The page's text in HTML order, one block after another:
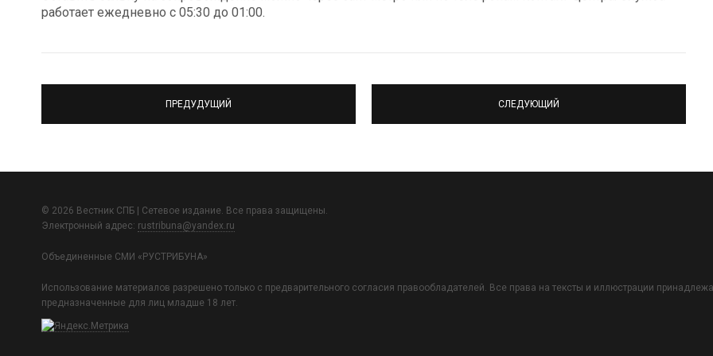
работает ежедневно с 05:30 до 01:00.
ПРЕДУДУЩИЙ СЛЕДУЮЩИЙ
© 2026 Вестник СПБ | Сетевое издание. Все права защищены.
Электронный адрес: rustribuna@yandex.ru
Объединенные СМИ «РУСТРИБУНА»
Использование материалов разрешено только с предварительного согласия правообладателей. Все права на тексты и иллюстрации
предназначенные для лиц младше 18 лет.